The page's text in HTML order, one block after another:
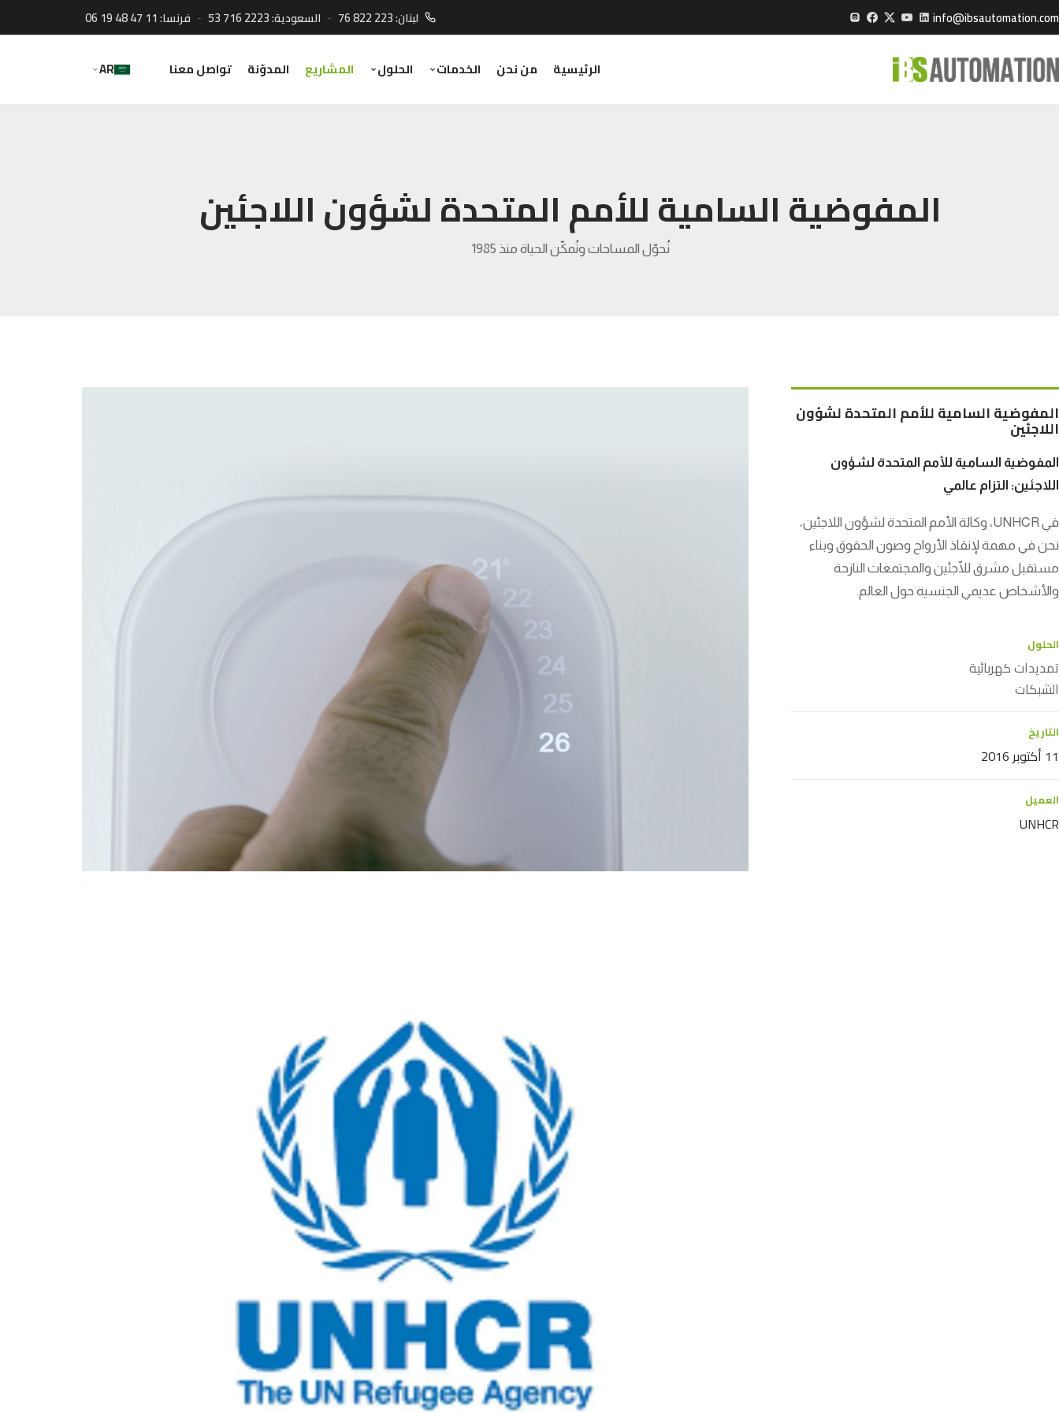
info@ibsautomation.com لبنان:76 822 223 السعودية:53 716 2223 فرنسا:06 19 48 47 11
الرئيسية من نحن الخدمات الحلول المشاريع المدوّنة تواصل معنا AR
المفوضية السامية للأمم المتحدة لشؤون اللاجئين
نُحوّل المساحات ونُمكّن الحياة منذ 1985
المفوضية السامية للأمم المتحدة لشؤون
اللاجئين
المفوضية السامية للأمم المتحدة لشؤون
اللاجئين: التزام عالمي
في UNHCR، وكالة الأمم المتحدة لشؤون اللاجئين،
نحن في مهمة لإنقاذ الأرواح وصون الحقوق وبناء
مستقبل مشرق للّاجئين والمجتمعات النازحة
والأشخاص عديمي الجنسية حول العالم.
الحلول
تمديدات كهربائية
الشبكات
التاريخ
11 أكتوبر 2016
العميل
UNHCR